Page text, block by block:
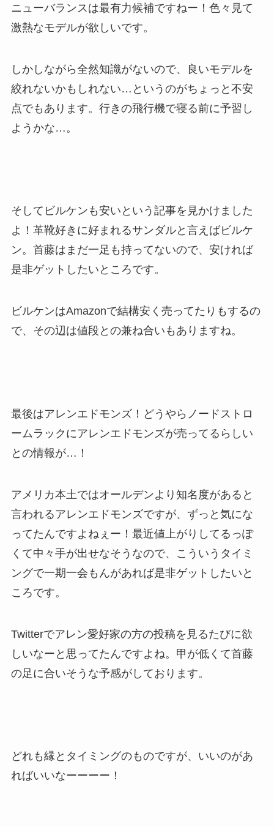
ニューバランスは最有力候補ですねー！色々見て
激熱なモデルが欲しいです。
しかしながら全然知識がないので、良いモデルを
絞れないかもしれない…というのがちょっと不安
点でもあります。行きの飛行機で寝る前に予習し
ようかな…。
そしてビルケンも安いという記事を見かけました
よ！革靴好きに好まれるサンダルと言えばビルケ
ン。首藤はまだ一足も持ってないので、安ければ
是非ゲットしたいところです。
ビルケンはAmazonで結構安く売ってたりもするの
で、その辺は値段との兼ね合いもありますね。
最後はアレンエドモンズ！どうやらノードストロ
ームラックにアレンエドモンズが売ってるらしい
との情報が…！
アメリカ本土ではオールデンより知名度があると
言われるアレンエドモンズですが、ずっと気にな
ってたんですよねぇー！最近値上がりしてるっぽ
くて中々手が出せなそうなので、こういうタイミ
ングで一期一会もんがあれば是非ゲットしたいと
ころです。
Twitterでアレン愛好家の方の投稿を見るたびに欲
しいなーと思ってたんですよね。甲が低くて首藤
の足に合いそうな予感がしております。
どれも縁とタイミングのものですが、いいのがあ
ればいいなーーーー！